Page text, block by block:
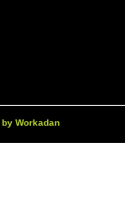
by Workadan